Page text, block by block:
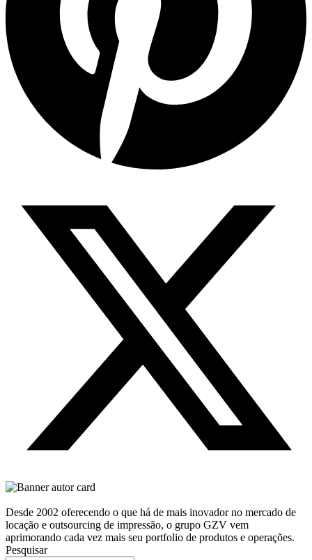
Desde 2002 oferecendo o que há de mais inovador no mercado de
locação e outsourcing de impressão, o grupo GZV vem
aprimorando cada vez mais seu portfolio de produtos e operações.
Pesquisar